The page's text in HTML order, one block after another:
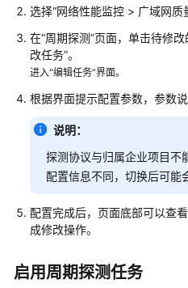
门
用
户
指
南
总
览
过
IAM
使
选择“网络性能监控 > 广域网质
在“周期探测”页面，单击待修
改任务”。
进入“编辑任务”界面。
根据界面提示配置参数，参数
说明：
探测协议与归属企业项目不
配置信息不同，切换后可能
配置完成后，页面底部可以查
成修改操作。
启用周期探测任务